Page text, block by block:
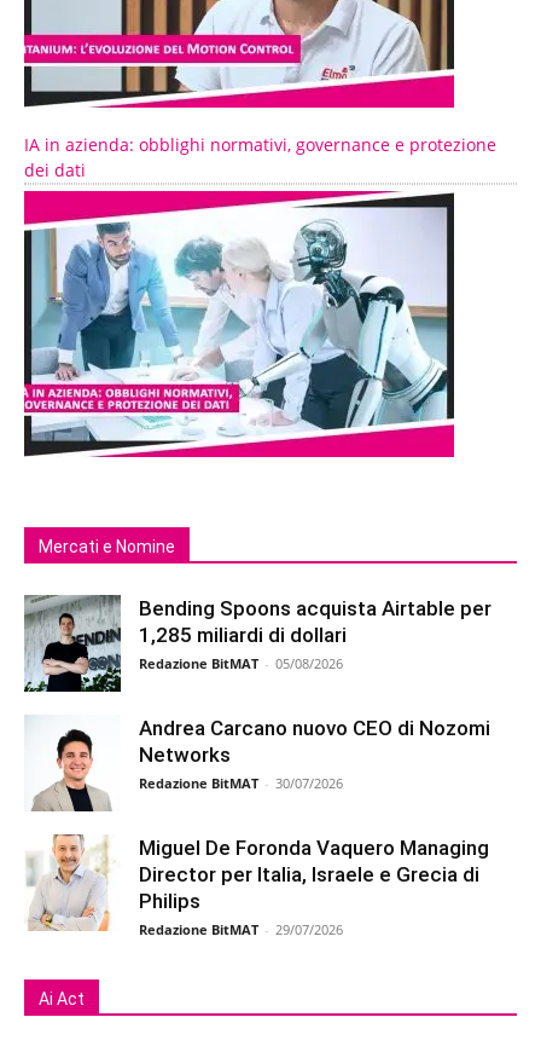
IA in azienda: obblighi normativi, governance e protezione
dei dati
Mercati e Nomine
Bending Spoons acquista Airtable per
1,285 miliardi di dollari
Redazione BitMAT - 05/08/2026
Andrea Carcano nuovo CEO di Nozomi
Networks
Redazione BitMAT - 30/07/2026
Miguel De Foronda Vaquero Managing
Director per Italia, Israele e Grecia di
Philips
Redazione BitMAT - 29/07/2026
Ai Act